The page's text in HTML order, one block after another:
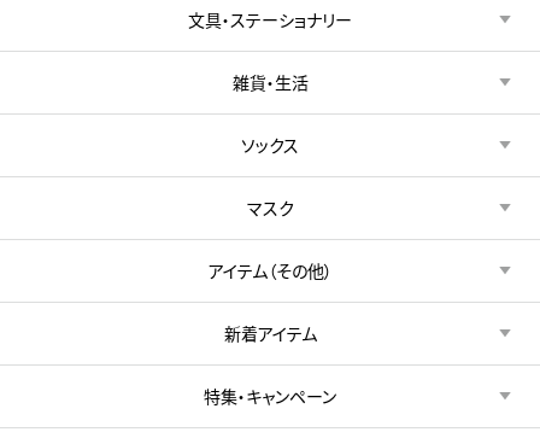
文具・ステーショナリー
雑貨・生活
ソックス
マスク
アイテム（その他）
新着アイテム
特集・キャンペーン